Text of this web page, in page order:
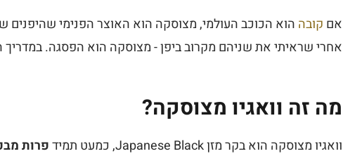
אם קובה הוא הכוכב העולמי, מצוסקה הוא האוצר הפנימי שהיפנים
אחרי שראיתי את שניהם מקרוב ביפן - מצוסקה הוא הפסגה. במדריך
מה זה וואגיו מצוסקה?
וואגיו מצוסקה הוא בקר מזן Japanese Black, כמעט תמיד פרות